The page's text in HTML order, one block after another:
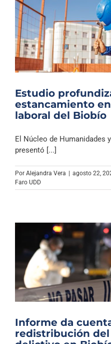
Estudio
estancamiento
laboral del Biobío
El Núcleo de Humanidades
presentó [...]
Por Alejandra Vera | agosto 22,
Faro UDD
Informe da
redistribución del